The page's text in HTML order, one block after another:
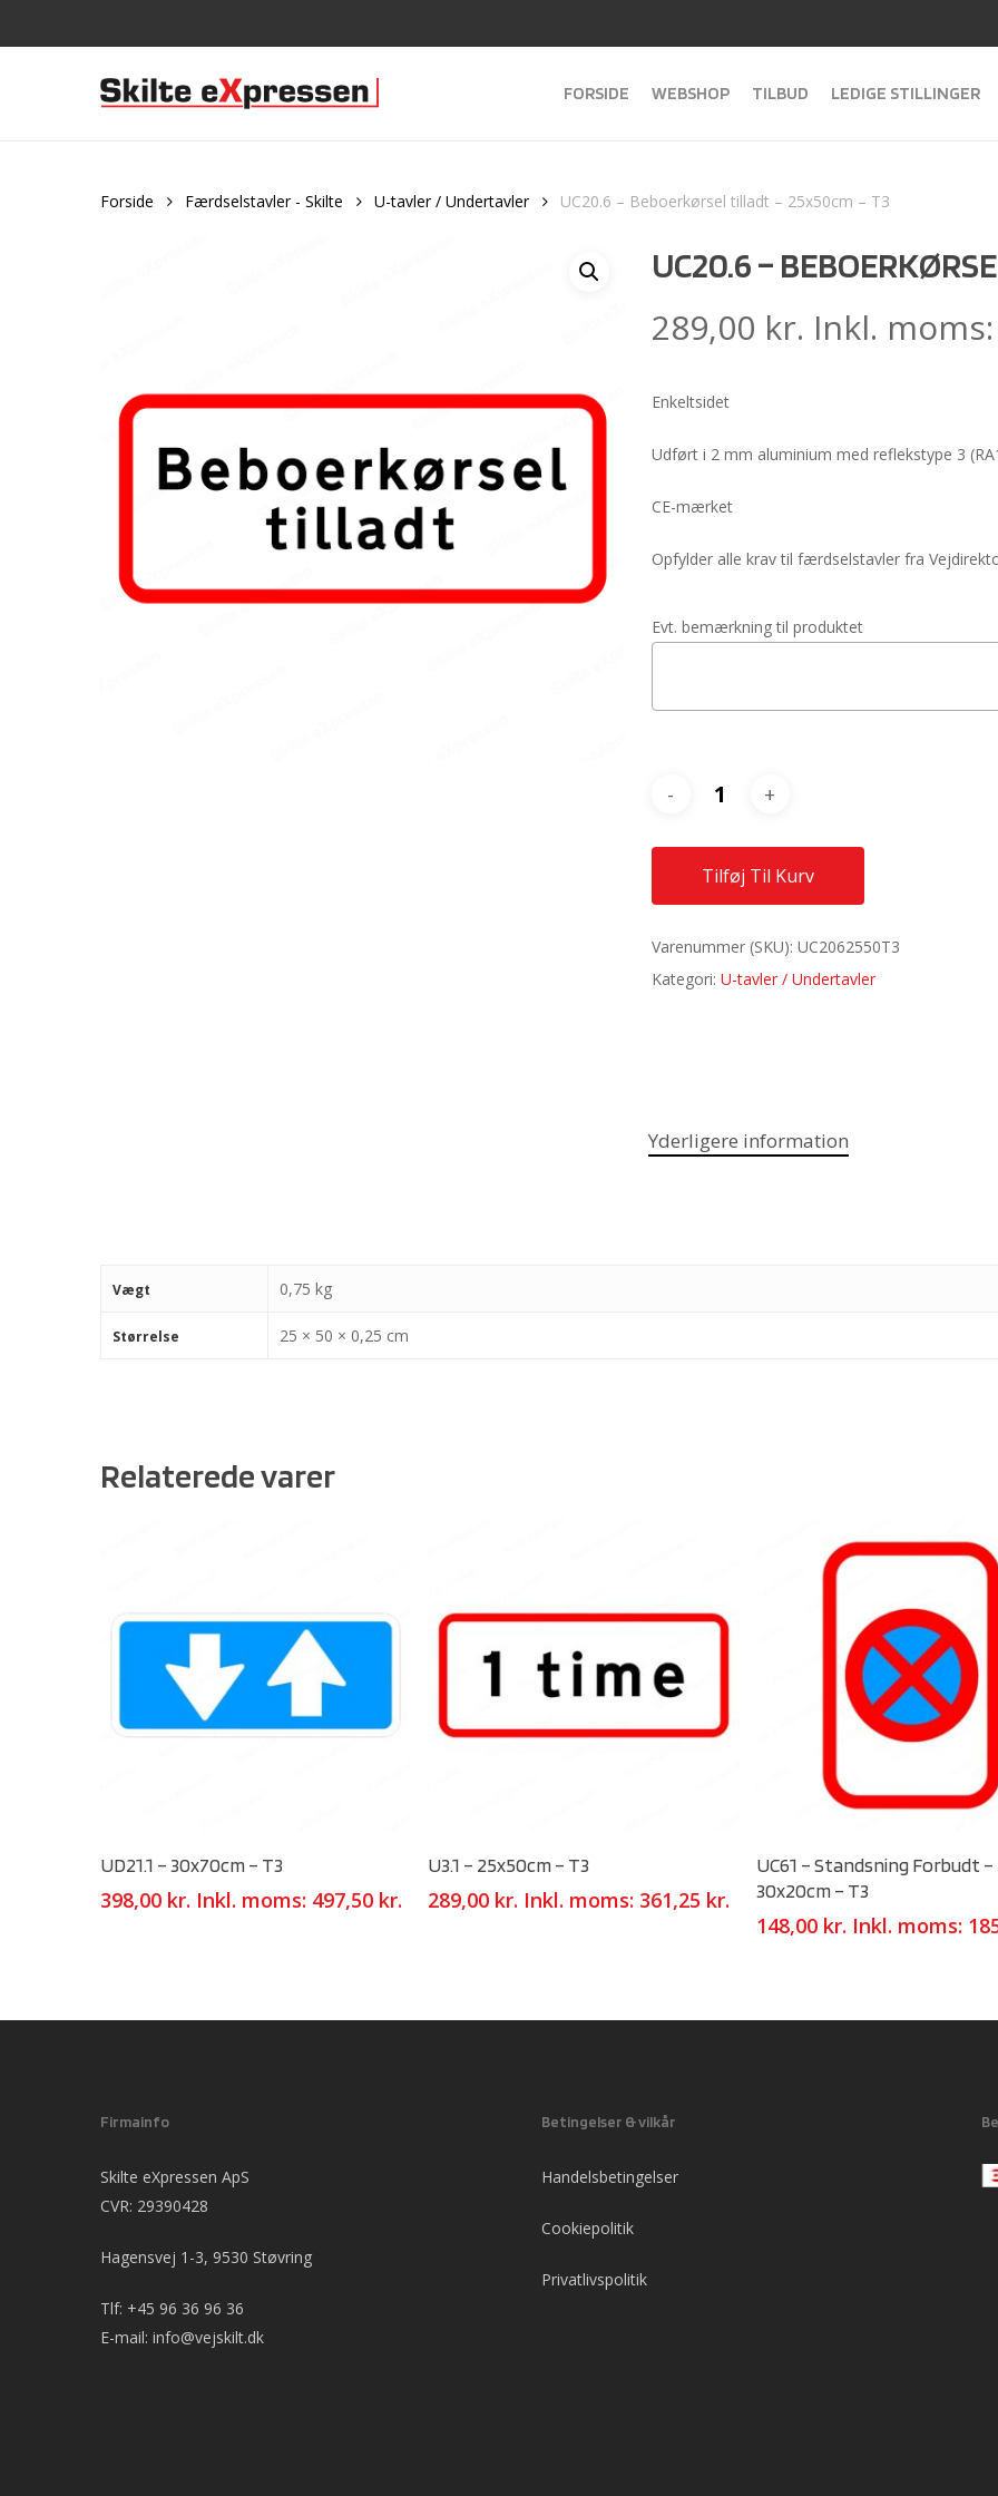
to
Hit enter to search or ESC to close
FORSIDE WEBSHOP TILBUD LEDIGE STILLINGER
Forside Færdselstavler - Skilte U-tavler / Undertavler UC20.6 – Beboerkørsel tilladt – 25x50cm – T3
UC20.6 –
289,00 kr. Inkl. moms:
Enkeltsidet
Udført i 2 mm aluminium med reflekstype 3
CE-mærket
Opfylder alle krav til færdselstavler fra
Evt. bemærkning til produktet
Tilføj Til Kurv
Varenummer (SKU): UC2062550T3
Kategori: U-tavler / Undertavler
Yderligere information
Vægt 0,75 kg
Størrelse 25 × 50 × 0,25 cm
Relaterede varer
UD21.1 – 30x70cm – T3
398,00 kr. Inkl. moms: 497,50 kr.
U3.1 – 25x50cm – T3
289,00 kr. Inkl. moms: 361,25 kr.
UC61 – Standsning Forbudt –
30x20cm – T3
148,00 kr. Inkl. moms:
Firmainfo
Skilte eXpressen ApS
CVR: 29390428
Hagensvej 1-3, 9530 Støvring
Tlf: +45 96 36 96 36
E-mail: info@vejskilt.dk
Betingelser & vilkår
Handelsbetingelser
Cookiepolitik
Privatlivspolitik